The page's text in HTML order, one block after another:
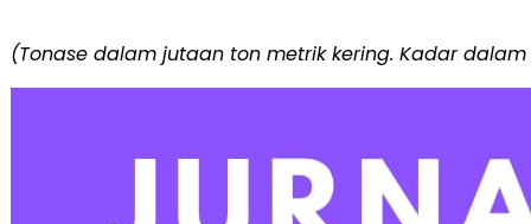
(Tonase dalam jutaan ton metrik kering. Kadar dalam